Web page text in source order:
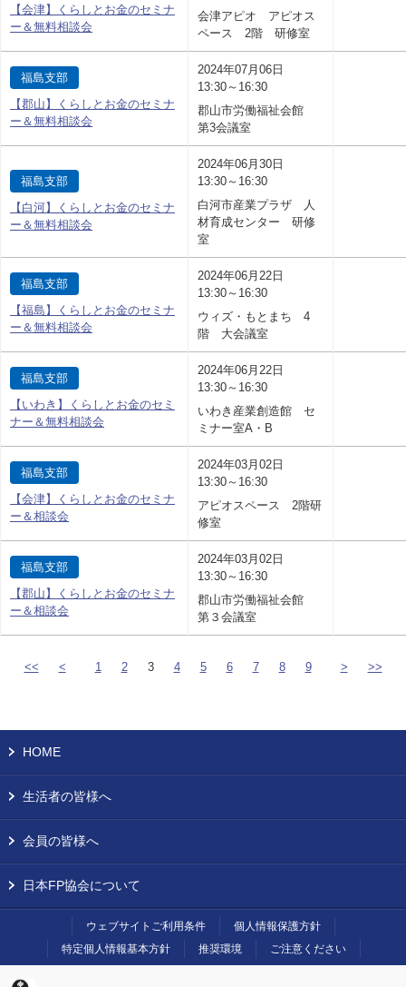
【会津】くらしとお金のセミナ
ー＆無料相談会
会津アピオ アピオス
ペース 2階 研修室
福島支部
【郡山】くらしとお金のセミナ
ー＆無料相談会
2024年07月06日
13:30～16:30
郡山市労働福祉会館
第3会議室
福島支部
【白河】くらしとお金のセミナ
ー＆無料相談会
2024年06月30日
13:30～16:30
白河市産業プラザ 人
材育成センター 研修
室
福島支部
【福島】くらしとお金のセミナ
ー＆無料相談会
2024年06月22日
13:30～16:30
ウィズ・もとまち 4
階 大会議室
福島支部
【いわき】くらしとお金のセミ
ナー＆無料相談会
2024年06月22日
13:30～16:30
いわき産業創造館 セ
ミナー室A・B
福島支部
【会津】くらしとお金のセミナ
ー＆相談会
2024年03月02日
13:30～16:30
アピオスペース 2階研
修室
福島支部
【郡山】くらしとお金のセミナ
ー＆相談会
2024年03月02日
13:30～16:30
郡山市労働福祉会館
第３会議室
<< < 1 2 3 4 5 6 7 8 9 > >>
HOME
生活者の皆様へ
会員の皆様へ
日本FP協会について
ウェブサイトご利用条件
個人情報保護方針
特定個人情報基本方針
推奨環境 ご注意ください